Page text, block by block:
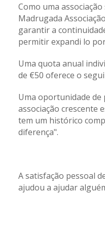
Como uma
Madrugada
garantir a
permitir expandi lo
Uma quota anual
de €50 oferece o
Uma oportunidade de
associação crescente
tem um histórico
diferença".
A satisfação pessoal
ajudou a ajudar